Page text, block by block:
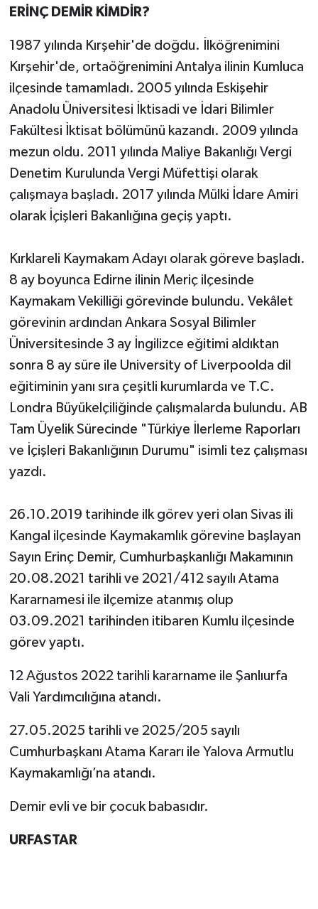
ERİNÇ DEMİR KİMDİR?
1987 yılında Kırşehir'de doğdu. İlköğrenimini
Kırşehir'de, ortaöğrenimini Antalya ilinin Kumluca
ilçesinde tamamladı. 2005 yılında Eskişehir
Anadolu Üniversitesi İktisadi ve İdari Bilimler
Fakültesi İktisat bölümünü kazandı. 2009 yılında
mezun oldu. 2011 yılında Maliye Bakanlığı Vergi
Denetim Kurulunda Vergi Müfettişi olarak
çalışmaya başladı. 2017 yılında Mülki İdare Amiri
olarak İçişleri Bakanlığına geçiş yaptı.
Kırklareli Kaymakam Adayı olarak göreve başladı.
8 ay boyunca Edirne ilinin Meriç ilçesinde
Kaymakam Vekilliği görevinde bulundu. Vekâlet
görevinin ardından Ankara Sosyal Bilimler
Üniversitesinde 3 ay İngilizce eğitimi aldıktan
sonra 8 ay süre ile University of Liverpoolda dil
eğitiminin yanı sıra çeşitli kurumlarda ve T.C.
Londra Büyükelçiliğinde çalışmalarda bulundu. AB
Tam Üyelik Sürecinde "Türkiye İlerleme Raporları
ve İçişleri Bakanlığının Durumu" isimli tez çalışması
yazdı.
26.10.2019 tarihinde ilk görev yeri olan Sivas ili
Kangal ilçesinde Kaymakamlık görevine başlayan
Sayın Erinç Demir, Cumhurbaşkanlığı Makamının
20.08.2021 tarihli ve 2021/412 sayılı Atama
Kararnamesi ile ilçemize atanmış olup
03.09.2021 tarihinden itibaren Kumlu ilçesinde
görev yaptı.
12 Ağustos 2022 tarihli kararname ile Şanlıurfa
Vali Yardımcılığına atandı.
27.05.2025 tarihli ve 2025/205 sayılı
Cumhurbaşkanı Atama Kararı ile Yalova Armutlu
Kaymakamlığı’na atandı.
Demir evli ve bir çocuk babasıdır.
URFASTAR